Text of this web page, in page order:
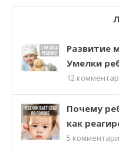
Развитие
Умелки
12
Почему
как
5